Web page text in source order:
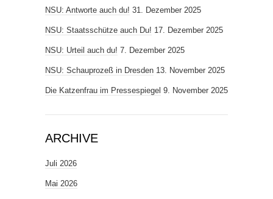
NSU: Antworte auch du! 31. Dezember 2025
NSU: Staatsschütze auch Du! 17. Dezember 2025
NSU: Urteil auch du! 7. Dezember 2025
NSU: Schauprozeß in Dresden 13. November 2025
Die Katzenfrau im Pressespiegel 9. November 2025
ARCHIVE
Juli 2026
Mai 2026